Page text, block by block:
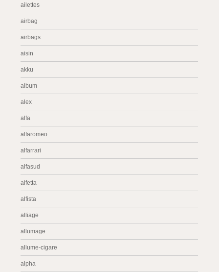
ailettes
airbag
airbags
aisin
akku
album
alex
alfa
alfaromeo
alfarrari
alfasud
alfetta
alfista
alliage
allumage
allume-cigare
alpha